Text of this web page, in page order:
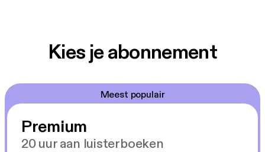
Kies je abonnement
Meest populair
Premium
20 uur aan luisterboeken